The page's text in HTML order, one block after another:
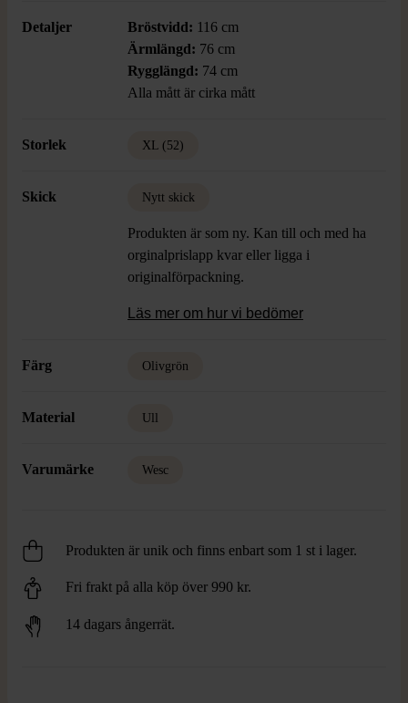
Detaljer Bröstvidd: 116 cm
Ärmlängd: 76 cm
Rygglängd: 74 cm
Alla mått är cirka mått
Storlek XL (52)
Skick Nytt skick
Produkten är som ny. Kan till och med ha
orginalprislapp kvar eller ligga i
originalförpackning.
Läs mer om hur vi bedömer
Färg Olivgrön
Material Ull
Varumärke Wesc
Produkten är unik och finns enbart som 1 st i lager.
Fri frakt på alla köp över 990 kr.
14 dagars ångerrät.